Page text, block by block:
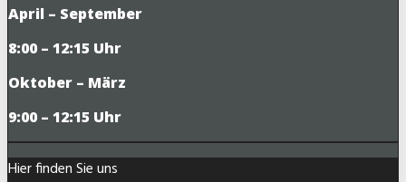
April – September
8:00 – 12:15 Uhr
Oktober – März
9:00 – 12:15 Uhr
Hier finden Sie uns